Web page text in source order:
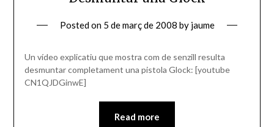
Posted on 5 de març de 2008 by jaume
Un vídeo explicatiu que mostra com de senzill resulta
desmuntar completament una pistola Glock: [youtube
CN1QJDGinwE]
Read more